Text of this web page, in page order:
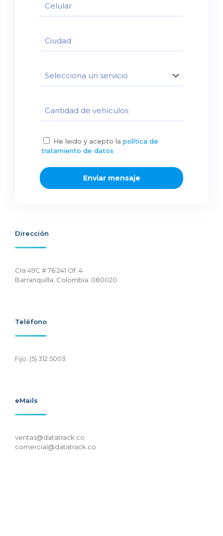
He leido y acepto la política de
tratamiento de datos
Dirección
Cra 49C # 76 241 Of. 4
Barranquilla, Colombia. 080020
Teléfono
Fijo: (5) 312 5003
eMails
ventas@datatrack.co
comercial@datatrack.co